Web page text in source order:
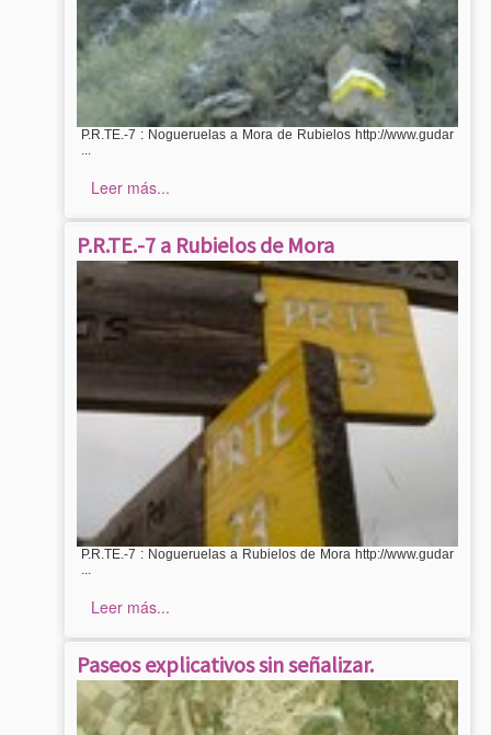
P.R.TE.-7 : Nogueruelas a Mora de Rubielos http://www.gudar
...
Leer más...
P.R.TE.-7 a Rubielos de Mora
P.R.TE.-7 : Nogueruelas a Rubielos de Mora http://www.gudar
...
Leer más...
Paseos explicativos sin señalizar.